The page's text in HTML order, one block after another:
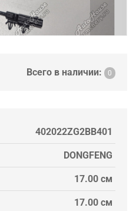
Всего в наличии: 0
402022ZG2BB401
DONGFENG
17.00 см
17.00 см